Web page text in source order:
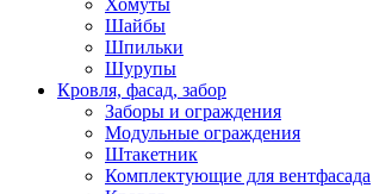
Шайбы
Шпильки
Шурупы
Кровля, фасад, забор
Заборы и ограждения
Модульные ограждения
Штакетник
Комплектующие для вентфасада